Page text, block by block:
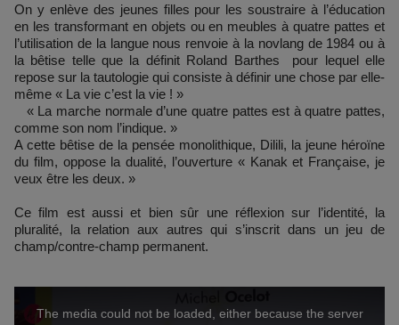
On y enlève des jeunes filles pour les soustraire à l’éducation
en les transformant en objets ou en meubles à quatre pattes et
l’utilisation de la langue nous renvoie à la novlang de 1984 ou à
la bêtise telle que la définit Roland Barthes pour lequel elle
repose sur la tautologie qui consiste à définir une chose par elle-
même « La vie c’est la vie ! »
« La marche normale d’une quatre pattes est à quatre pattes,
comme son nom l’indique. »
A cette bêtise de la pensée monolithique, Dilili, la jeune héroïne
du film, oppose la dualité, l’ouverture « Kanak et Française, je
veux être les deux. »
Ce film est aussi et bien sûr une réflexion sur l’identité, la
pluralité, la relation aux autres qui s’inscrit dans un jeu de
champ/contre-champ permanent.